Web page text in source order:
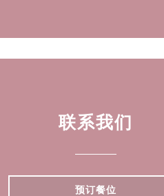
联系我们
预订餐位